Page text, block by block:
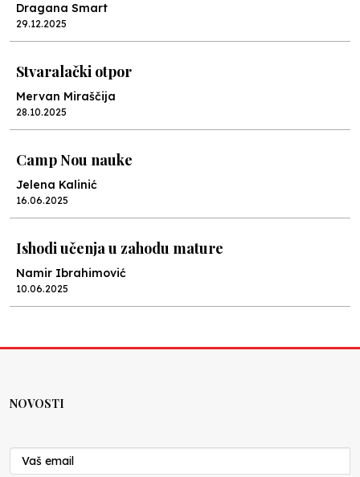
Dragana Smart
29.12.2025
Stvaralački otpor
Mervan Miraščija
28.10.2025
Camp Nou nauke
Jelena Kalinić
16.06.2025
Ishodi učenja u zahodu mature
Namir Ibrahimović
10.06.2025
Nenad Veličković
29.10.2024
NOVOSTI